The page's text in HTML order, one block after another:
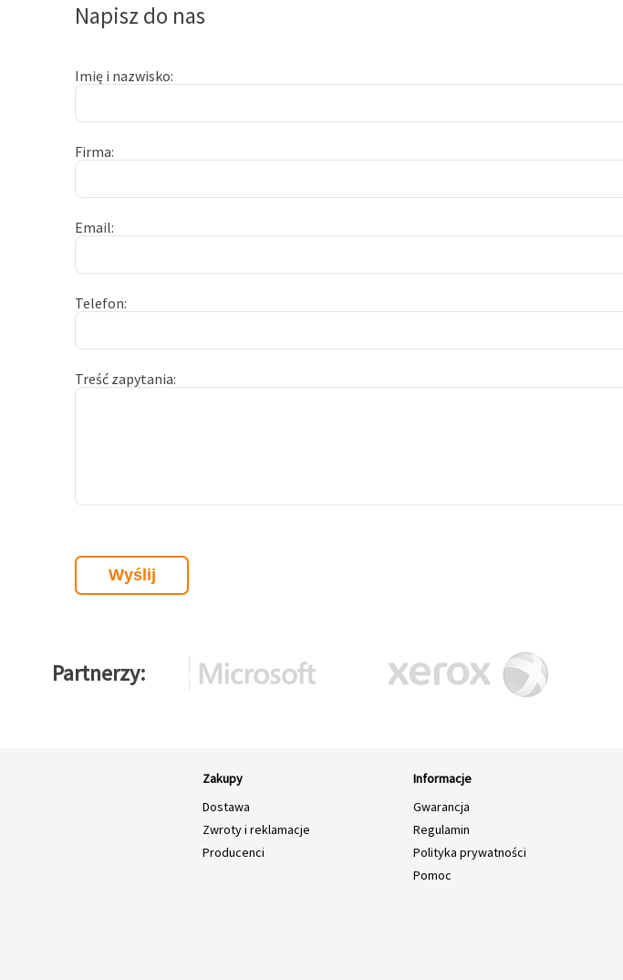
Napisz do nas
Imię i nazwisko
Firma
Email
Telefon
Treść zapytania
Partnerzy
Zakupy
Dostawa
Zwroty i reklamacje
Producenci
Informacje
Gwarancja
Regulamin
Polityka prywatności
Pomoc